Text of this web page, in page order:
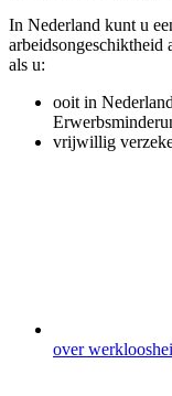
In Nederland kunt u
als u:
ooit in
vrijwillig
over